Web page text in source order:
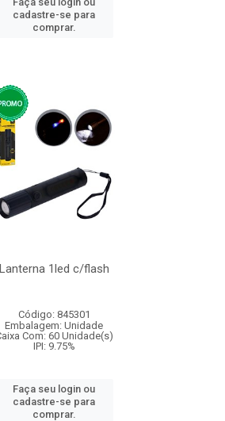
cadastre-se para
comprar.
Lanterna 1led c/flash
Código: 845301
Embalagem: Unidade
Com: 60 Unidade(s)
IPI: 9.75%
Faça seu login ou
cadastre-se para
comprar.